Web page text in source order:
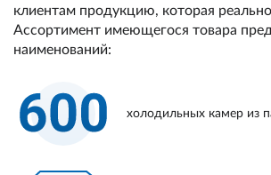
клиентам продукцию, которая
Ассортимент имеющегося товара
наименований:
холодильных камер из